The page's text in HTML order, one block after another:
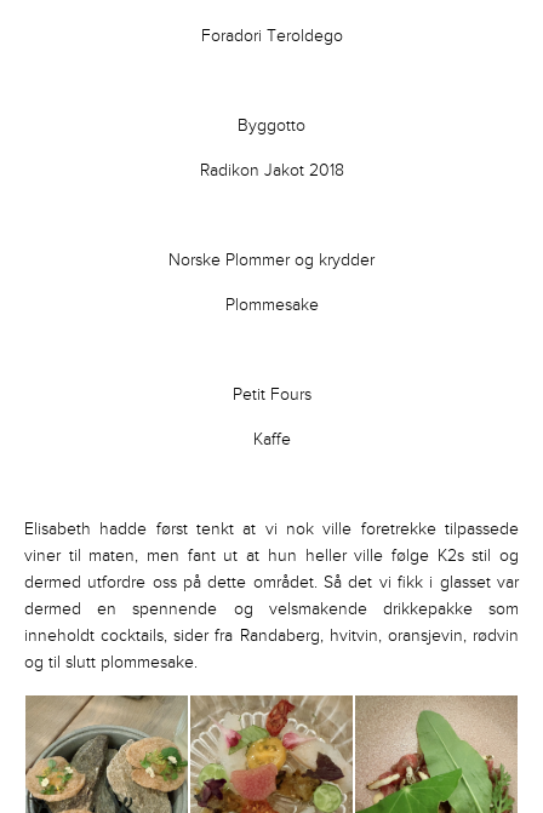
Foradori Teroldego
Byggotto
Radikon Jakot 2018
Norske Plommer og krydder
Plommesake
Petit Fours
Kaffe
Elisabeth hadde først tenkt at vi nok ville foretrekke tilpassede
viner til maten, men fant ut at hun heller ville følge K2s stil og
dermed utfordre oss på dette området. Så det vi fikk i glasset var
dermed en spennende og velsmakende drikkepakke som
inneholdt cocktails, sider fra Randaberg, hvitvin, oransjevin, rødvin
og til slutt plommesake.